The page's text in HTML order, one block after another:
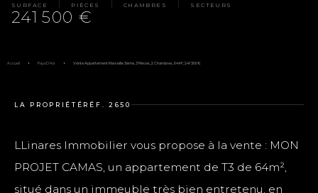
SURFACE PIÈCES CHAMBRES SECTEURS
241 500 €
Accueil Pays D'Aix Vente Appartement Marseille 5ème, 3 Pièces, 2 Chambres, 64 M², 241 500 €
LA PROPRIÉTÉ RÉF. 2650
LLinares Immobilier vous propose à la vente : MON
PROJET CAMAS, un appartement de T3 de 64m²,
situé dans un immeuble très bien entretenu, en